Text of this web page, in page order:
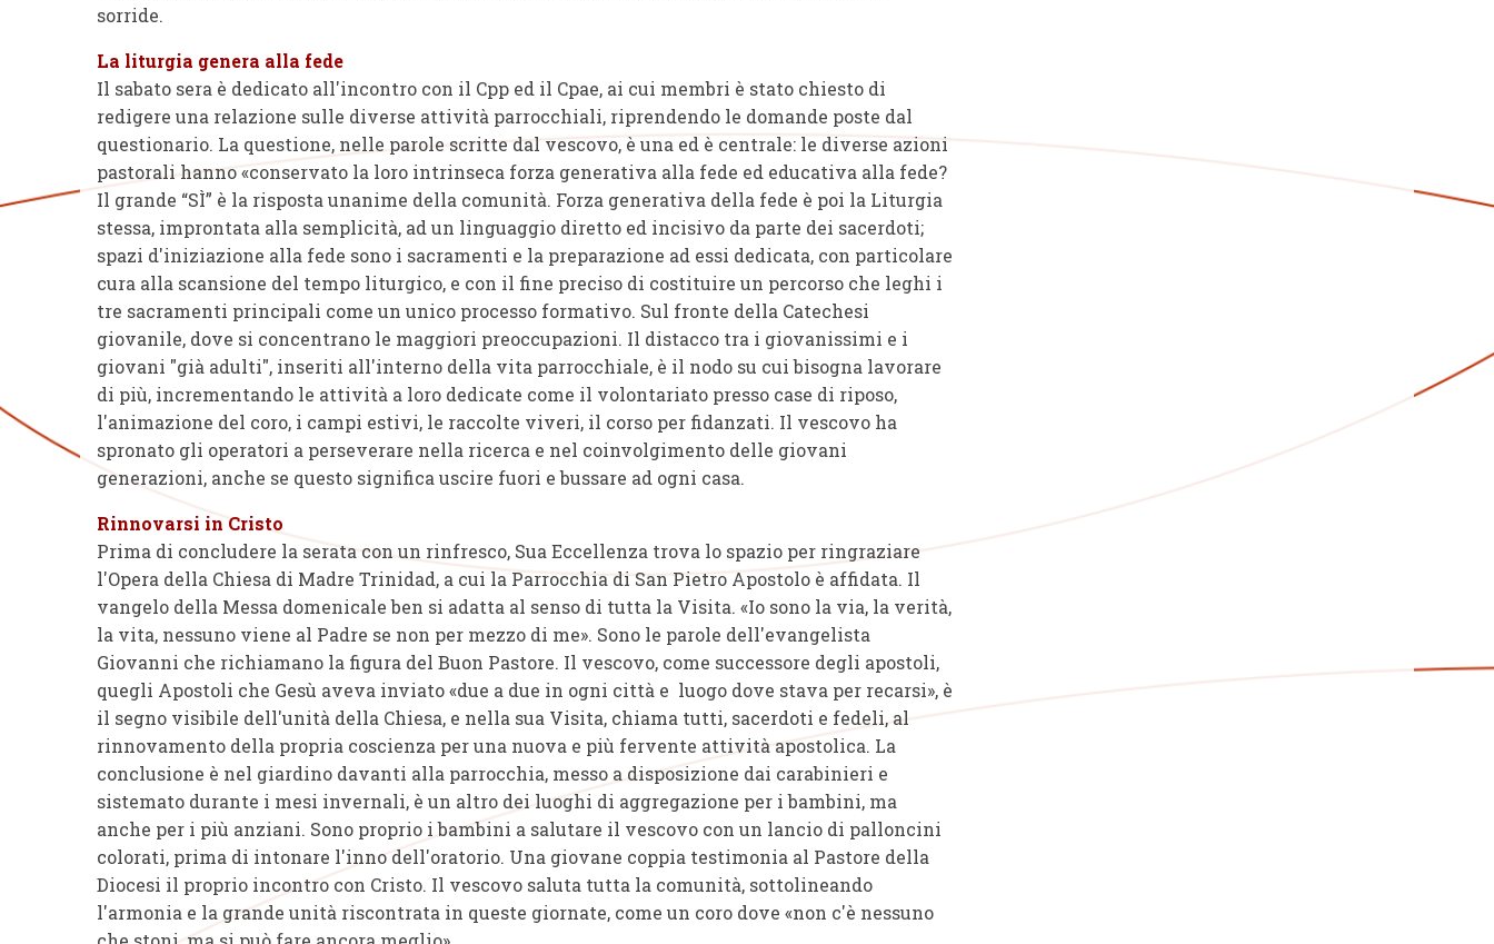
sorride.
La liturgia genera alla fede
Il sabato sera è dedicato all'incontro con il Cpp ed il Cpae, ai cui membri è stato chiesto di
redigere una relazione sulle diverse attività parrocchiali, riprendendo le domande poste dal
questionario. La questione, nelle parole scritte dal vescovo, è una ed è centrale: le diverse azioni
pastorali hanno «conservato la loro intrinseca forza generativa alla fede ed educativa alla fede?
Il grande “SÌ” è la risposta unanime della comunità. Forza generativa della fede è poi la Liturgia
stessa, improntata alla semplicità, ad un linguaggio diretto ed incisivo da parte dei sacerdoti;
spazi d'iniziazione alla fede sono i sacramenti e la preparazione ad essi dedicata, con particolare
cura alla scansione del tempo liturgico, e con il fine preciso di costituire un percorso che leghi i
tre sacramenti principali come un unico processo formativo. Sul fronte della Catechesi
giovanile, dove si concentrano le maggiori preoccupazioni. Il distacco tra i giovanissimi e i
giovani "già adulti", inseriti all'interno della vita parrocchiale, è il nodo su cui bisogna lavorare
di più, incrementando le attività a loro dedicate come il volontariato presso case di riposo,
l'animazione del coro, i campi estivi, le raccolte viveri, il corso per fidanzati. Il vescovo ha
spronato gli operatori a perseverare nella ricerca e nel coinvolgimento delle giovani
generazioni, anche se questo significa uscire fuori e bussare ad ogni casa.
Rinnovarsi in Cristo
Prima di concludere la serata con un rinfresco, Sua Eccellenza trova lo spazio per ringraziare
l'Opera della Chiesa di Madre Trinidad, a cui la Parrocchia di San Pietro Apostolo è affidata. Il
vangelo della Messa domenicale ben si adatta al senso di tutta la Visita. «Io sono la via, la verità,
la vita, nessuno viene al Padre se non per mezzo di me». Sono le parole dell'evangelista
Giovanni che richiamano la figura del Buon Pastore. Il vescovo, come successore degli apostoli,
quegli Apostoli che Gesù aveva inviato «due a due in ogni città e luogo dove stava per recarsi», è
il segno visibile dell'unità della Chiesa, e nella sua Visita, chiama tutti, sacerdoti e fedeli, al
rinnovamento della propria coscienza per una nuova e più fervente attività apostolica. La
conclusione è nel giardino davanti alla parrocchia, messo a disposizione dai carabinieri e
sistemato durante i mesi invernali, è un altro dei luoghi di aggregazione per i bambini, ma
anche per i più anziani. Sono proprio i bambini a salutare il vescovo con un lancio di palloncini
colorati, prima di intonare l'inno dell'oratorio. Una giovane coppia testimonia al Pastore della
Diocesi il proprio incontro con Cristo. Il vescovo saluta tutta la comunità, sottolineando
l'armonia e la grande unità riscontrata in queste giornate, come un coro dove «non c'è nessuno